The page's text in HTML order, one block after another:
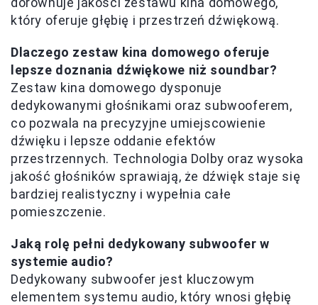
który oferuje głębię i przestrzeń dźwiękową.
Dlaczego zestaw kina domowego oferuje
lepsze doznania dźwiękowe niż soundbar?
Zestaw kina domowego dysponuje
dedykowanymi głośnikami oraz subwooferem,
co pozwala na precyzyjne umiejscowienie
dźwięku i lepsze oddanie efektów
przestrzennych. Technologia Dolby oraz wysoka
jakość głośników sprawiają, że dźwięk staje się
bardziej realistyczny i wypełnia całe
pomieszczenie.
Jaką rolę pełni dedykowany subwoofer w
systemie audio?
Dedykowany subwoofer jest kluczowym
elementem systemu audio, który wnosi głębię